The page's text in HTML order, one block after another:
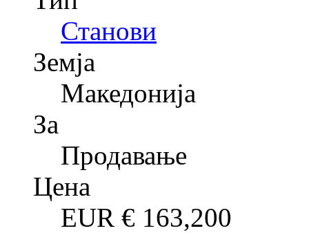
Станови
Земја
Македонија
За
Продавање
Цена
EUR € 163,200